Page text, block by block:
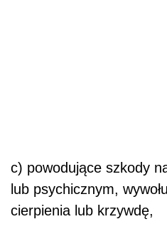
c) powodujące szkody
lub psychicznym,
cierpienia lub krzywdę,